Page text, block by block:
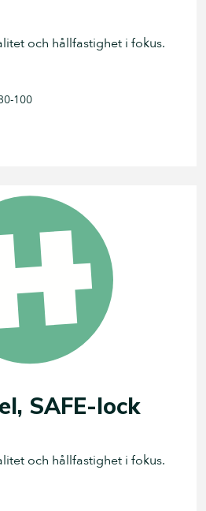
och hållfastighet i fokus.
100
SAFE-lock
och hållfastighet i fokus.